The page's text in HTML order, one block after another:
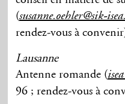
(susanne.oehler@sik-
rendez-vous à
Lausanne
Antenne romande (
96 ; rendez-vous à